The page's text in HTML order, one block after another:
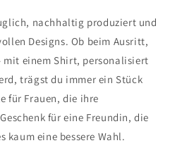
nachhaltig produziert und
Designs. Ob beim Ausritt,
mit einem Shirt, personalisiert
trägst du immer ein Stück
für Frauen, die ihre
für eine Freundin, die
kaum eine bessere Wahl.